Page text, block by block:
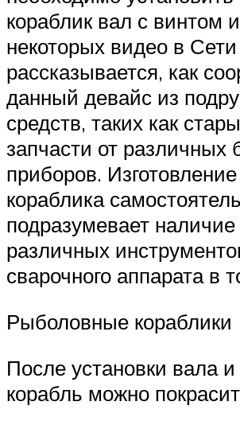
кораблик вал с винтом
некоторых видео в Сети
рассказывается, как
данный девайс из
средств, таких как
запчасти от различных
приборов.
кораблика
подразумевает наличие
различных
сварочного аппарата в
Рыболовные кораблики
После установки вала
корабль можно